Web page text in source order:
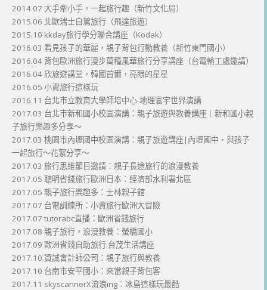
2014.07 大手牽小手，一起旅行趣（新竹文化局）
2015.06 北歐瑞士自駕旅行（飛達旅遊）
2015.10 kkday旅行學分聯合講座（Kodak）
2016.03 看見孩子的華麗，親子背包行動教養（新竹東門國小）
2016.04 背包歐洲旅行漫步萬種風華旅行分享講座（台電輸工處邀請）
2016.04 欣旅遊講堂，韓國首爾，亮眼的星星
2016.05 小資旅行這樣玩
2016.11 台北市立教育大學師培中心-地理寰宇世界演講
2017.03 台北市新和國小校園演講：親子旅遊與教養講座｜新和國小親
子旅行樂趣多分享～
2017.03 桃園市內壢國中校園演講：親子旅遊講座|內壢國中・與孩子
一起旅行～花絮分享～
2017.03 旅行思維節目邀請：親子長途旅行的浪漫教養
2017.05 聰明省錢旅行歐洲日本：經濟部水利署北區
2017.05 親子旅行樂趣多：士林親子館
2017.07 台電訓練所：小資旅行歐洲大冒險
2017.07 tutorabc直播：歐洲省錢旅行
2017.08 親子旅行，浪漫教養：螢橋國小
2017.09 歐洲省錢自助旅行:台茂生活講座
2017.10 資誠會計師公司：親子旅行與教養
2017.10 台南市安平國小：來當親子背包客
2017.11 skyscannerX流浪ing：冰島這樣玩最酷